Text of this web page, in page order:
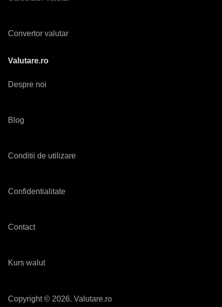
Convertor valutar
Valutare.ro
Despre noi
Blog
Conditii de utilizare
Confidentialitate
Contact
Kurs walut
Copyright © 2026. Valutare.ro